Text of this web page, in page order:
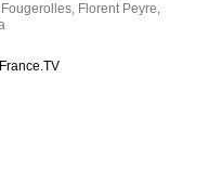
, Florent Peyre,